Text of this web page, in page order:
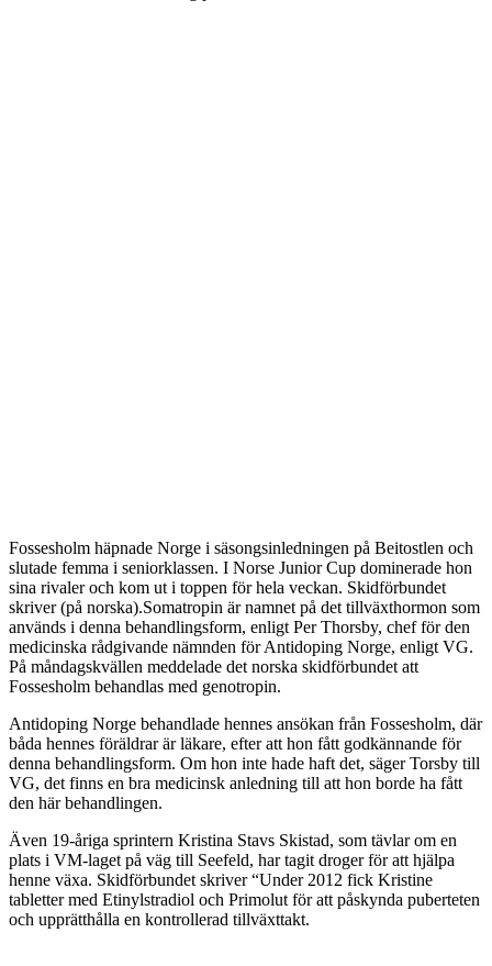
Fossesholm häpnade Norge i säsongsinledningen på Beitostlen och
slutade femma i seniorklassen. I Norse Junior Cup dominerade hon
sina rivaler och kom ut i toppen för hela veckan. Skidförbundet
skriver (på norska).Somatropin är namnet på det tillväxthormon som
används i denna behandlingsform, enligt Per Thorsby, chef för den
medicinska rådgivande nämnden för Antidoping Norge, enligt VG.
På måndagskvällen meddelade det norska skidförbundet att
Fossesholm behandlas med genotropin.
Antidoping Norge behandlade hennes ansökan från Fossesholm, där
båda hennes föräldrar är läkare, efter att hon fått godkännande för
denna behandlingsform. Om hon inte hade haft det, säger Torsby till
VG, det finns en bra medicinsk anledning till att hon borde ha fått
den här behandlingen.
Även 19-åriga sprintern Kristina Stavs Skistad, som tävlar om en
plats i VM-laget på väg till Seefeld, har tagit droger för att hjälpa
henne växa. Skidförbundet skriver “Under 2012 fick Kristine
tabletter med Etinylstradiol och Primolut för att påskynda puberteten
och upprätthålla en kontrollerad tillväxttakt.